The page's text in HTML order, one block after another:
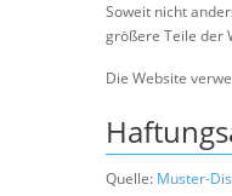
Soweit nicht
größere Teile der
Die Website
Quelle: Muster-